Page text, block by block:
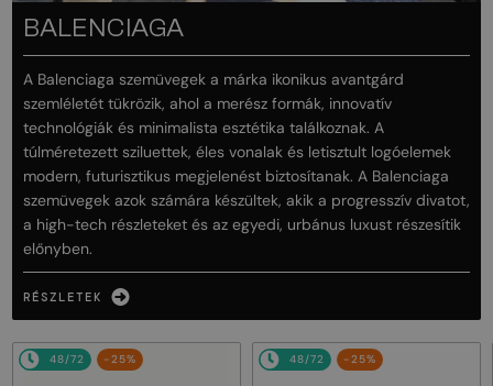
BALENCIAGA
A Balenciaga szemüvegek a márka ikonikus avantgárd
szemléletét tükrözik, ahol a merész formák, innovatív
technológiák és minimalista esztétika találkoznak. A
túlméretezett sziluettek, éles vonalak és letisztult logóelemek
modern, futurisztikus megjelenést biztosítanak. A Balenciaga
szemüvegek azok számára készültek, akik a progresszív divatot,
a high-tech részleteket és az egyedi, urbánus luxust részesítik
előnyben.
RÉSZLETEK
48/72 -25% 48/72 -25%